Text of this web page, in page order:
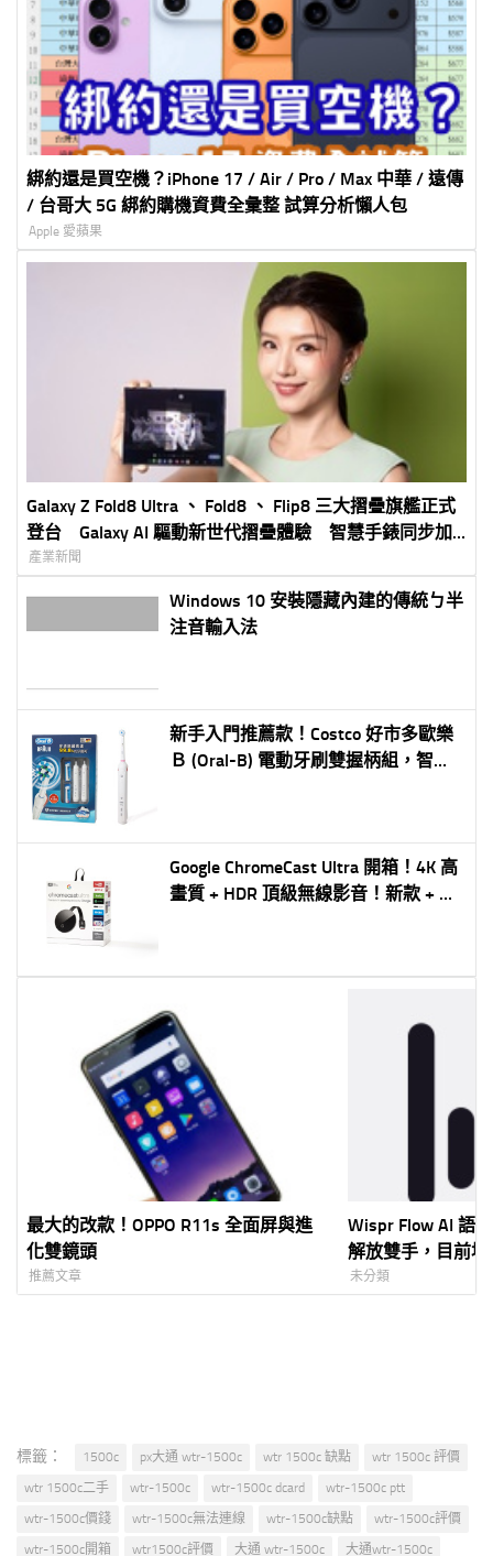
綁約還是買空機？iPhone 17 / Air / Pro / Max 中華 / 遠傳
/ 台哥大 5G 綁約購機資費全彙整 試算分析懶人包
Apple 愛蘋果
Galaxy Z Fold8 Ultra 、 Fold8 、 Flip8 三大摺疊旗艦正式
登台 Galaxy AI 驅動新世代摺疊體驗 智慧手錶同步加
入打造完整 Galaxy 生態圈
產業新聞
Windows 10 安裝隱藏內建的傳統ㄅ半
注音輸入法
新手入門推薦款！Costco 好市多歐樂
Ｂ (Oral-B) 電動牙刷雙握柄組，智慧
Google ChromeCast Ultra 開箱！4K 高
畫質 + HDR 頂級無線影音！新款 + 歷
最大的改款！OPPO R11s 全面屏與進
化雙鏡頭
推薦文章
Wispr Flow AI 語
解放雙手，目前
法
未分類
標籤： 1500c px大通 wtr-1500c wtr 1500c 缺點
wtr 1500c 評價
wtr 1500c二手
wtr-1500c wtr-1500c dcard
wtr-1500c ptt
wtr-1500c價錢
wtr-1500c無法連線 wtr-1500c缺點
wtr-1500c評價
wtr-1500c開箱
wtr1500c評價 大通 wtr-1500c 大通wtr-1500c